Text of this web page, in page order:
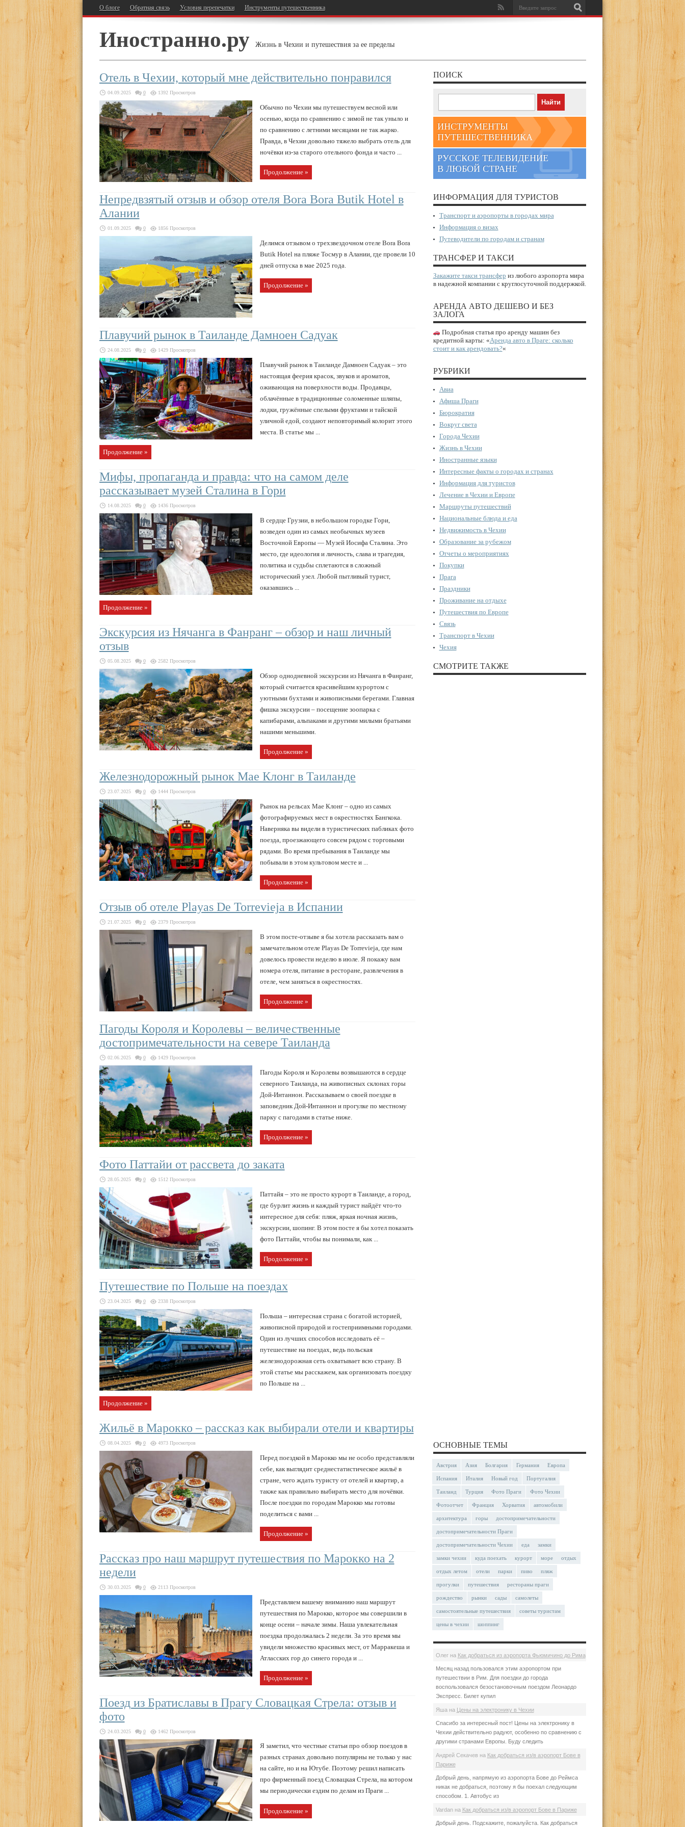
О блоге Обратная связь Условия перепечатки Инструменты путешественника
Иностранно.ру Жизнь в Чехии и путешествия за ее пределы
Отель в Чехии, который мне действительно понравился
04.09.2025 0 1392 Просмотров
Обычно по Чехии мы путешествуем весной или
осенью, когда по сравнению с зимой не так уныло и
по сравнению с летними месяцами не так жарко.
Правда, в Чехии довольно тяжело выбрать отель для
ночёвки из-за старого отельного фонда и часто ...
Продолжение »
Непредвзятый отзыв и обзор отеля Bora Bora Butik Hotel в
Алании
01.09.2025 0 1856 Просмотров
Делимся отзывом о трехзвездочном отеле Bora Bora
Butik Hotel на пляже Тосмур в Алании, где провели 10
дней отпуска в мае 2025 года.
Продолжение »
Плавучий рынок в Таиланде Дамноен Садуак
24.08.2025 0 1429 Просмотров
Плавучий рынок в Таиланде Дамноен Садуак – это
настоящая феерия красок, звуков и ароматов,
оживающая на поверхности воды. Продавцы,
облачённые в традиционные соломенные шляпы,
лодки, гружённые спелыми фруктами и тайской
уличной едой, создают неповторимый колорит этого
места. В статье мы ...
Продолжение »
Мифы, пропаганда и правда: что на самом деле
рассказывает музей Сталина в Гори
14.08.2025 0 1436 Просмотров
В сердце Грузии, в небольшом городке Гори,
возведен один из самых необычных музеев
Восточной Европы — Музей Иосифа Сталина. Это
место, где идеология и личность, слава и трагедия,
политика и судьбы сплетаются в сложный
исторический узел. Любой пытливый турист,
оказавшись ...
Продолжение »
Экскурсия из Нячанга в Фанранг – обзор и наш личный
отзыв
05.08.2025 0 2582 Просмотров
Обзор однодневной экскурсии из Нячанга в Фанранг,
который считается красивейшим курортом с
уютными бухтами и живописными берегами. Главная
фишка экскурсии – посещение зоопарка с
капибарами, альпаками и другими милыми братьями
нашими меньшими.
Продолжение »
Железнодорожный рынок Мае Клонг в Таиланде
23.07.2025 0 1444 Просмотров
Рынок на рельсах Мае Клонг – одно из самых
фотографируемых мест в окрестностях Бангкока.
Наверняка вы видели в туристических пабликах фото
поезда, проезжающего совсем рядом с торговыми
рядами. Во время пребывания в Таиланде мы
побывали в этом культовом месте и ...
Продолжение »
Отзыв об отеле Playas De Torrevieja в Испании
21.07.2025 0 2379 Просмотров
В этом посте-отзыве я бы хотела рассказать вам о
замечательном отеле Playas De Torrevieja, где нам
довелось провести неделю в июле. Я покажу вам
номера отеля, питание в ресторане, развлечения в
отеле, чем заняться в окрестностях.
Продолжение »
Пагоды Короля и Королевы – величественные
достопримечательности на севере Таиланда
02.06.2025 0 1429 Просмотров
Пагоды Короля и Королевы возвышаются в сердце
северного Таиланда, на живописных склонах горы
Дой-Интаннон. Рассказываем о своей поездке в
заповедник Дой-Интаннон и прогулке по местному
парку с пагодами в статье ниже.
Продолжение »
Фото Паттайи от рассвета до заката
28.05.2025 0 1512 Просмотров
Паттайя – это не просто курорт в Таиланде, а город,
где бурлит жизнь и каждый турист найдёт что-то
интересное для себя: пляж, яркая ночная жизнь,
экскурсии, шопинг. В этом посте я бы хотел показать
фото Паттайи, чтобы вы понимали, как ...
Продолжение »
Путешествие по Польше на поездах
23.04.2025 0 2338 Просмотров
Польша – интересная страна с богатой историей,
живописной природой и гостеприимными городами.
Один из лучших способов исследовать её –
путешествие на поездах, ведь польская
железнодорожная сеть охватывает всю страну. В
этой статье мы расскажем, как организовать поездку
по Польше на ...
Продолжение »
Жильё в Марокко – рассказ как выбирали отели и квартиры
08.04.2025 0 4973 Просмотров
Перед поездкой в Марокко мы не особо представляли
себе, как выглядит среднестатистическое жильё в
стране, чего ждать туристу от отелей и квартир, а
также как правильно выбирать место для ночёвки.
После поездки по городам Марокко мы готовы
поделиться с вами ...
Продолжение »
Рассказ про наш маршрут путешествия по Марокко на 2
недели
30.03.2025 0 2113 Просмотров
Представляем вашему вниманию наш маршрут
путешествия по Марокко, которое мы совершили в
конце осени – начале зимы. Наша увлекательная
поездка продолжалась 2 недели. За это время мы
увидели множество красивых мест, от Марракеша и
Атласских гор до синего города и ...
Продолжение »
Поезд из Братиславы в Прагу Словацкая Стрела: отзыв и
фото
24.03.2025 0 1462 Просмотров
Я заметил, что честные статьи про обзор поездов в
разных странах довольно популярны не только у нас
на сайте, но и на Ютубе. Поэтому решил написать
про фирменный поезд Словацкая Стрела, на котором
мы периодически ездим по делам из Праги ...
Продолжение »
ПОИСК
ИНСТРУМЕНТЫ
ПУТЕШЕСТВЕННИКА
РУССКОЕ ТЕЛЕВИДЕНИЕ
В ЛЮБОЙ СТРАНЕ
ИНФОРМАЦИЯ ДЛЯ ТУРИСТОВ
Транспорт и аэропорты в городах мира
Информация о визах
Путеводители по городам и странам
ТРАНСФЕР И ТАКСИ
Закажите такси трансфер из любого аэропорта мира
в надежной компании с круглосуточной поддержкой.
АРЕНДА АВТО ДЕШЕВО И БЕЗ
ЗАЛОГА
Подробная статья про аренду машин без
кредитной карты: «Аренда авто в Праге: сколько
стоит и как арендовать?«
РУБРИКИ
Авиа
Афиша Праги
Бюрократия
Вокруг света
Города Чехии
Жизнь в Чехии
Иностранные языки
Интересные факты о городах и странах
Информация для туристов
Лечение в Чехии и Европе
Маршруты путешествий
Национальные блюда и еда
Недвижимость в Чехии
Образование за рубежом
Отчеты о мероприятиях
Покупки
Прага
Праздники
Проживание на отдыхе
Путешествия по Европе
Связь
Транспорт в Чехии
Чехия
СМОТРИТЕ ТАКЖЕ
ОСНОВНЫЕ ТЕМЫ
Австрия Азия Болгария Германия Европа
Испания Италия Новый год Португалия
Таиланд Турция Фото Праги Фото Чехии
Фотоотчет Франция Хорватия автомобили
архитектура горы достопримечательности
достопримечательности Праги
достопримечательности Чехии еда замки
замки чехии куда поехать курорт море отдых
отдых летом отели парки пиво пляж
прогулки путешествия рестораны праги
рождество рынки сады самолеты
самостоятельные путешествия советы туристам
цены в чехии шоппинг
Олегна Как добраться из аэропорта Фьюмичино до Рима
Месяц назад пользовался этим аэропортом при
путешествии в Рим. Для поездки до города
воспользовался безостановочным поездом Леонардо
Экспресс. Билет купил
Яша на Цены на электронику в Чехии
Спасибо за интересный пост! Цены на электронику в
Чехии действительно радуют, особенно по сравнению с
другими странами Европы. Буду следить
Андрей Секачев на Как добраться из/в аэропорт Бове в
Париже
Добрый день, напрямую из аэропорта Бове до Реймса
никак не добраться, поэтому я бы поехал следующим
способом. 1. Автобус из
Vardanна Как добраться из/в аэропорт Бове в Париже
Добрый день. Подскажите, пожалуйста. Как добраться